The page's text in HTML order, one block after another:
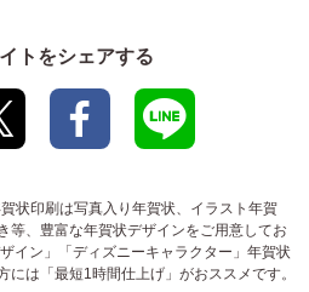
トをシェアする
状印刷は写真入り年賀状、イラスト年賀
等、豊富な年賀状デザインをご用意してお
イン」「ディズニーキャラクター」年賀状
には「最短1時間仕上げ」がおススメです。